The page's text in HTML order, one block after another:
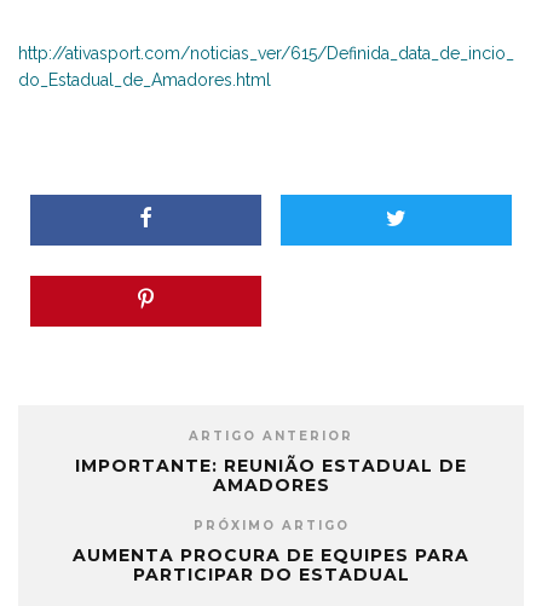
http://ativasport.com/noticias_ver/615/Definida_data_de_incio_
do_Estadual_de_Amadores.html
ARTIGO ANTERIOR
IMPORTANTE: REUNIÃO ESTADUAL DE
AMADORES
PRÓXIMO ARTIGO
AUMENTA PROCURA DE EQUIPES PARA
PARTICIPAR DO ESTADUAL